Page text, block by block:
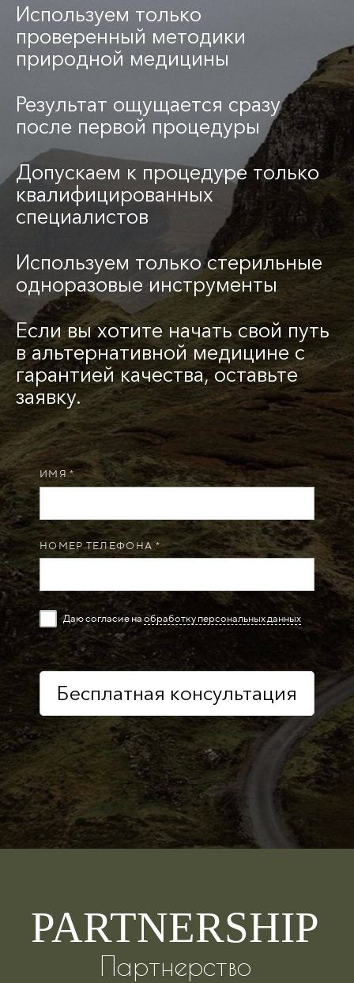
Используем только
проверенный методики
природной медицины
Результат ощущается сразу
после первой процедуры
Допускаем к процедуре только
квалифицированных
специалистов
Используем только стерильные
одноразовые инструменты
Если вы хотите начать свой путь
в альтернативной медицине с
гарантией качества, оставьте
заявку.
ИМЯ *
НОМЕР ТЕЛЕФОНА *
Даю согласие на обработку персональных данных
Бесплатная консультация
PARTNERSHIP
Партнерство